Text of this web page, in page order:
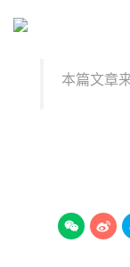
本篇文章
 